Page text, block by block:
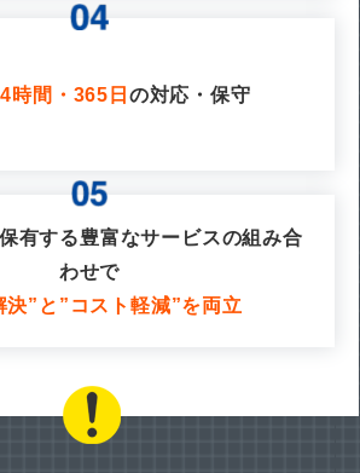
時間・365日 の対応・保守
有する豊富なサービスの組み合
わせで
決”と”コスト軽減”を両立